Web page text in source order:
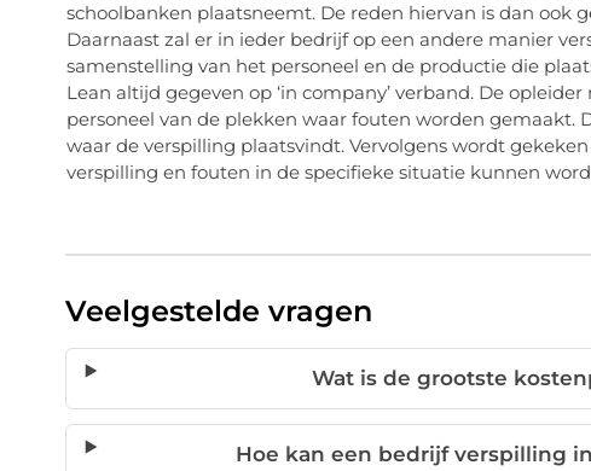
schoolbanken plaatsneemt. De reden hiervan is dan ook
Daarnaast zal er in ieder bedrijf op een andere manier
samenstelling van het personeel en de productie die
Lean altijd gegeven op ‘in company’ verband. De
personeel van de plekken waar fouten worden gemaakt.
waar de verspilling plaatsvindt. Vervolgens wordt
verspilling en fouten in de specifieke situatie kunnen
Veelgestelde vragen
Wat is de grootste
Hoe kan een bedrijf verspilling